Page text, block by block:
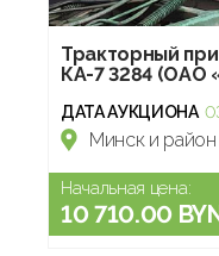
Тракторный
КА-7 3284 (ОАО
ДАТА АУКЦИОНА
Минск и район
Начальная цена:
10 710.00